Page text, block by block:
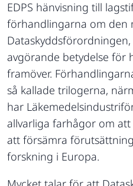
EDPS hänvisning till
förhandlingarna om den
avgörande betydelse för
framöver.
så kallade trilogerna,
har
allvarliga farhågor om
att försämra
forskning i Europa.